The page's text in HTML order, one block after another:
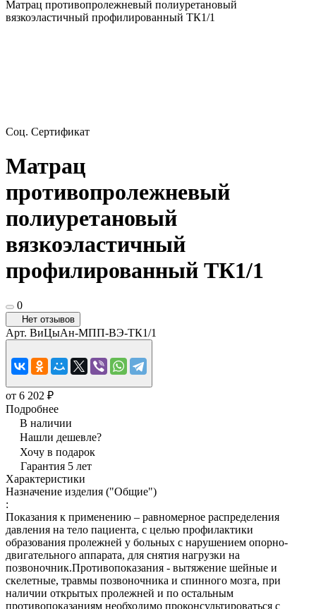
Матрац противопролежневый полиуретановый
вязкоэластичный профилированный ТК1/1
Соц. Сертификат
Матрац
противопролежневый
полиуретановый
вязкоэластичный
профилированный ТК1/1
0
Нет отзывов
Арт. ВиЦыАн-МПП-ВЭ-ТК1/1
от 6 202 ₽
Подробнее
В наличии
Нашли дешевле?
Хочу в подарок
Гарантия 5 лет
Характеристики
Назначение изделия ("Общие")
:
Показания к применению – равномерное распределения
давления на тело пациента, с целью профилактики
образования пролежней у больных с нарушением опорно-
двигательного аппарата, для снятия нагрузки на
позвоночник.Противопоказания - вытяжение шейные и
скелетные, травмы позвоночника и спинного мозга, при
наличии открытых пролежней и по остальным
противопоказаниям необходимо проконсультироваться с